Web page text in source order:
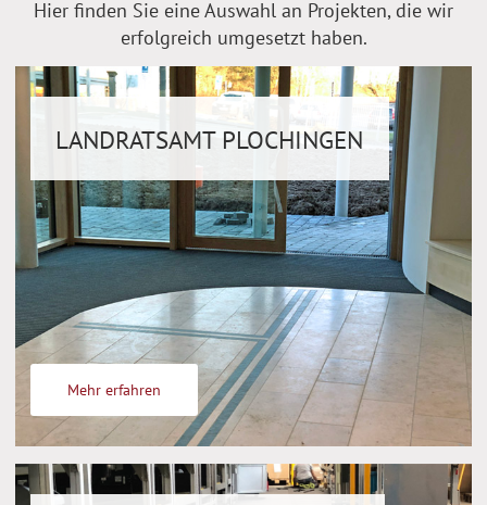
Hier finden Sie eine Auswahl an Projekten, die wir
erfolgreich umgesetzt haben.
LANDRATSAMT PLOCHINGEN
Mehr erfahren